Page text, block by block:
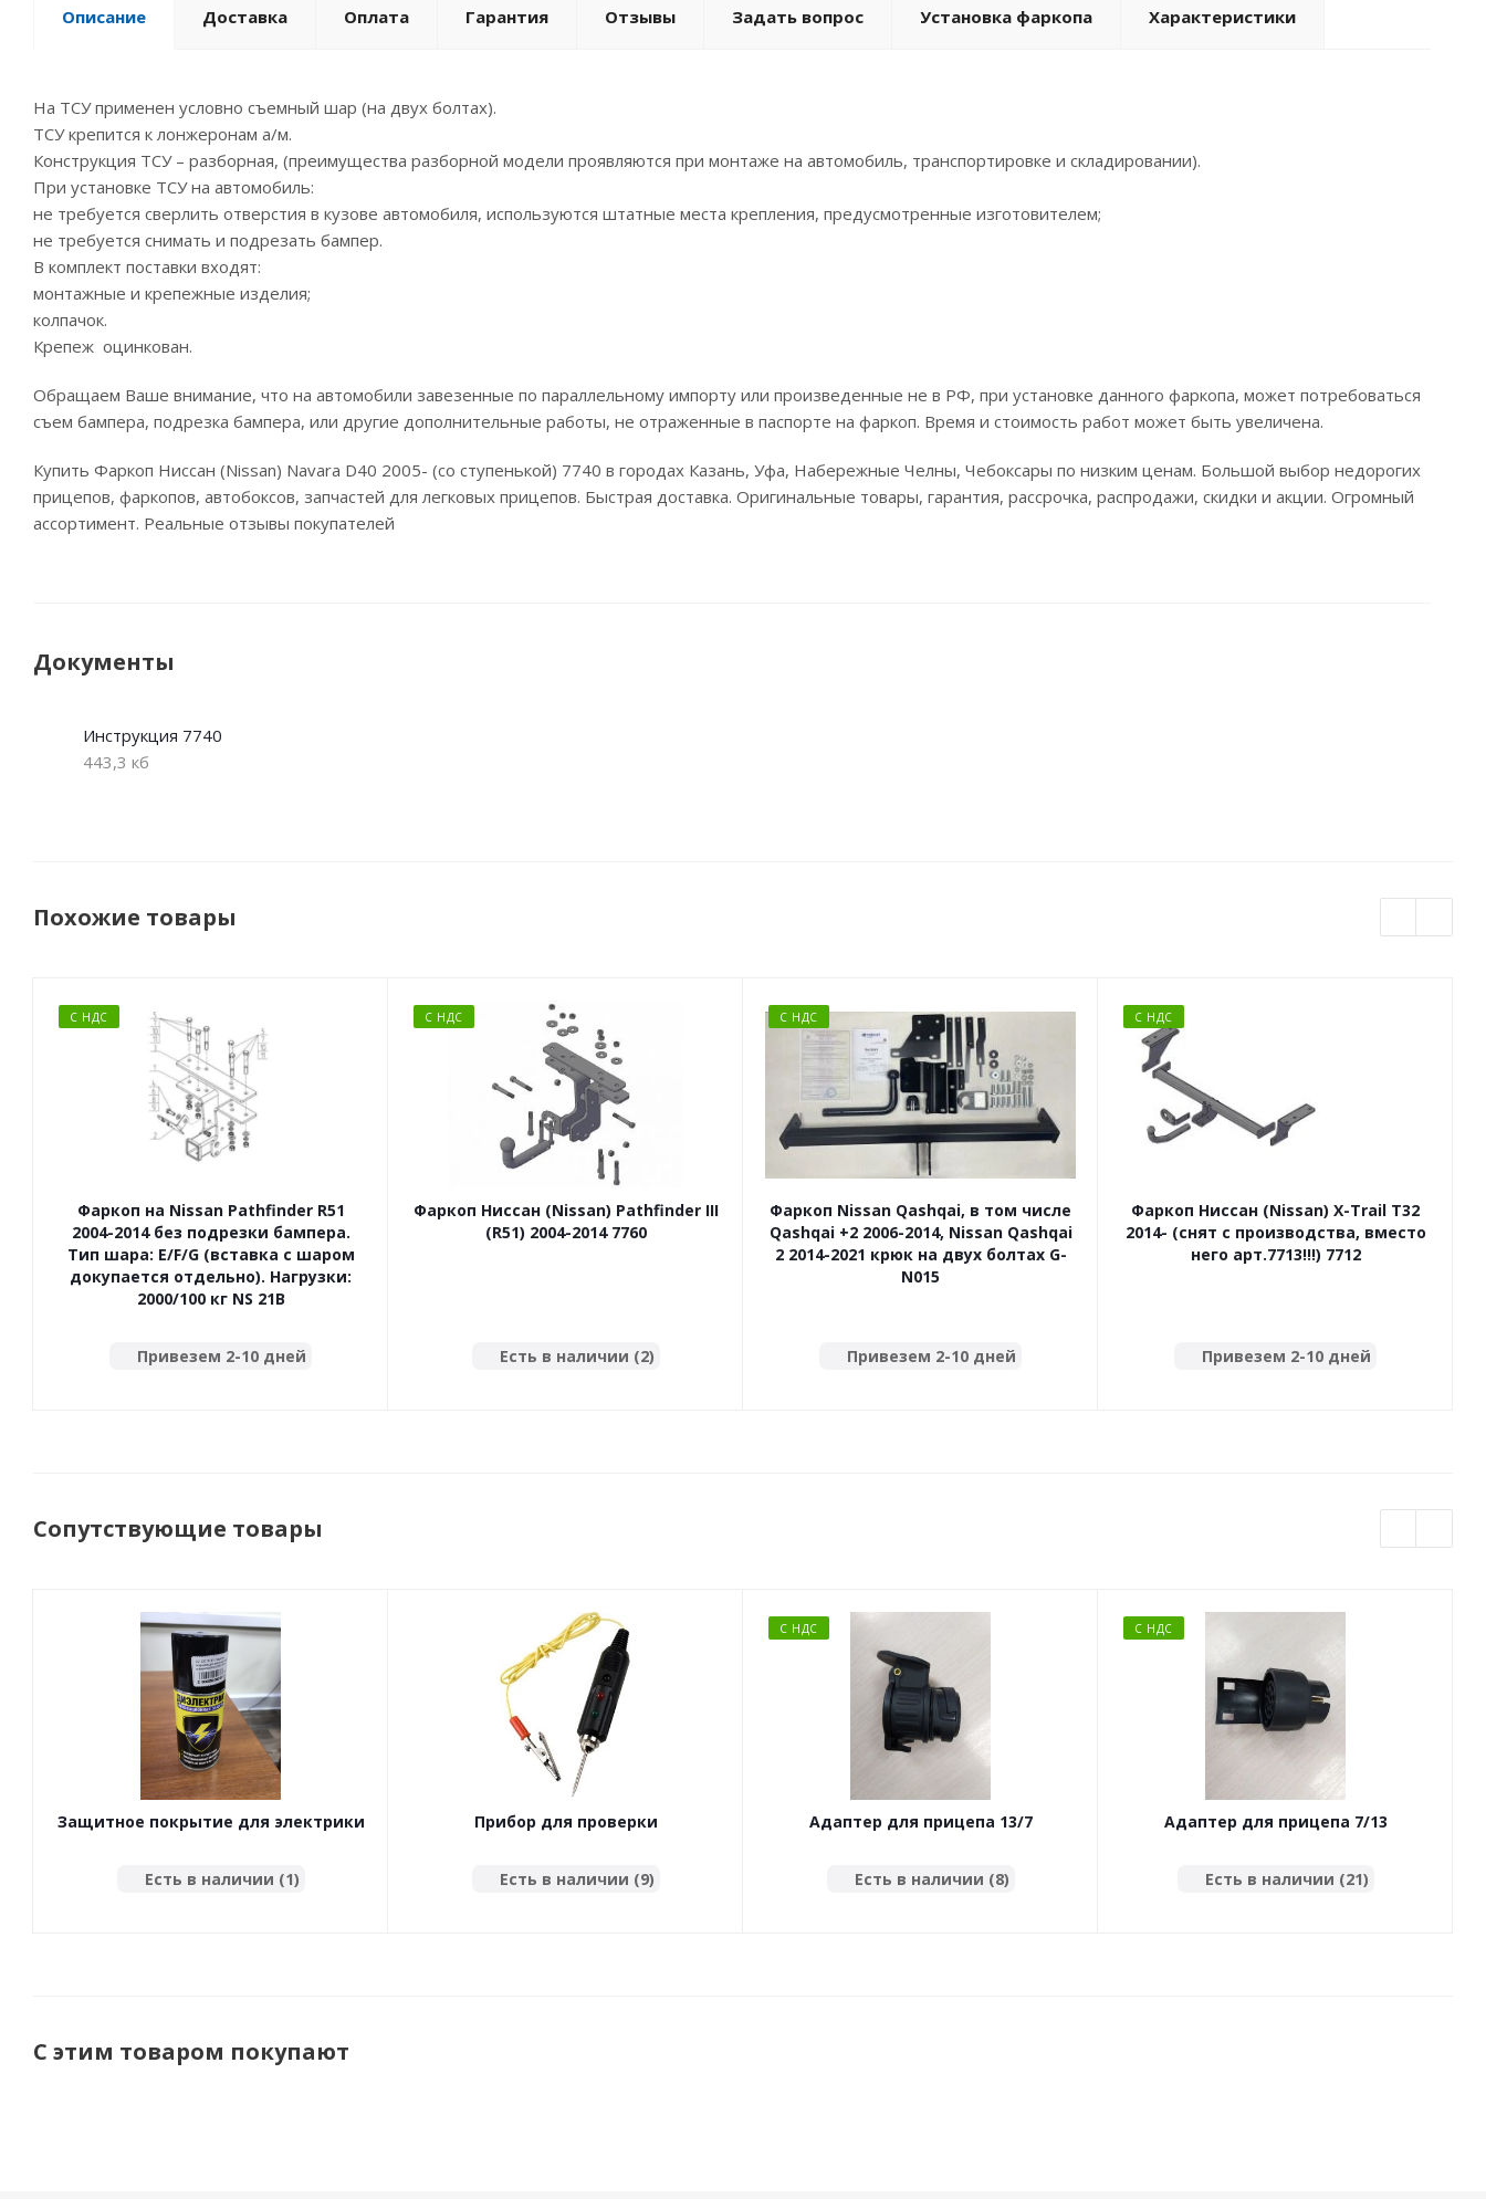
Описание Доставка Оплата Гарантия Отзывы Задать вопрос Установка фаркопа Характеристики
На ТСУ применен условно съемный шар (на двух болтах).
ТСУ крепится к лонжеронам а/м.
Конструкция ТСУ – разборная, (преимущества разборной модели проявляются при монтаже на автомобиль, транспортировке и складировании).
При установке ТСУ на автомобиль:
не требуется сверлить отверстия в кузове автомобиля, используются штатные места крепления, предусмотренные изготовителем;
не требуется снимать и подрезать бампер.
В комплект поставки входят:
монтажные и крепежные изделия;
колпачок.
Крепеж оцинкован.
Обращаем Ваше внимание, что на автомобили завезенные по параллельному импорту или произведенные не в РФ, при установке данного фаркопа, может потребоваться
съем бампера, подрезка бампера, или другие дополнительные работы, не отраженные в паспорте на фаркоп. Время и стоимость работ может быть увеличена.
Купить Фаркоп Ниссан (Nissan) Navara D40 2005- (со ступенькой) 7740 в городах Казань, Уфа, Набережные Челны, Чебоксары по низким ценам. Большой выбор недорогих
прицепов, фаркопов, автобоксов, запчастей для легковых прицепов. Быстрая доставка. Оригинальные товары, гарантия, рассрочка, распродажи, скидки и акции. Огромный
ассортимент. Реальные отзывы покупателей
Документы
Инструкция 7740
443,3 кб
Похожие товары
С НДС
Фаркоп на Nissan Pathfinder R51
2004-2014 без подрезки бампера.
Тип шара: E/F/G (вставка с шаром
докупается отдельно). Нагрузки:
2000/100 кг NS 21B
Привезем 2-10 дней
С НДС
Фаркоп Ниссан (Nissan) Pathfinder III
(R51) 2004-2014 7760
Есть в наличии (2)
С НДС
Фаркоп Nissan Qashqai, в том числе
Qashqai +2 2006-2014, Nissan Qashqai
2 2014-2021 крюк на двух болтах G-
N015
Привезем 2-10 дней
С НДС
Фаркоп Ниссан (Nissan) X-Trail T32
2014- (снят с производства, вместо
него арт.7713!!!) 7712
Привезем 2-10 дней
Сопутствующие товары
Защитное покрытие для электрики
Есть в наличии (1)
Прибор для проверки
Есть в наличии (9)
С НДС
Адаптер для прицепа 13/7
Есть в наличии (8)
С НДС
Адаптер для прицепа 7/13
Есть в наличии (21)
С этим товаром покупают